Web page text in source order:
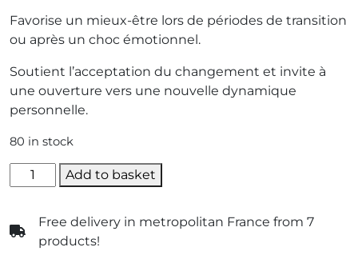
Favorise un mieux-être lors de périodes de transition
ou après un choc émotionnel.
Soutient l’acceptation du changement et invite à
une ouverture vers une nouvelle dynamique
personnelle.
80 in stock
quantité
de
Add to basket
Free delivery in metropolitan France from 7
products!